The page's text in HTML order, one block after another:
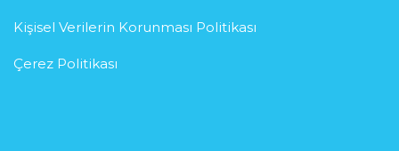
Kişisel Verilerin Korunması Politikası
Çerez Politikası